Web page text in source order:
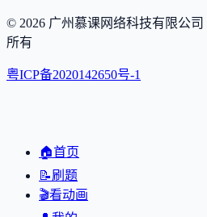
© 2026 广州慕课网络科技有限公司
所有
粤ICP备2020142650号-1
🏠首页
📝刷题
🎬看动画